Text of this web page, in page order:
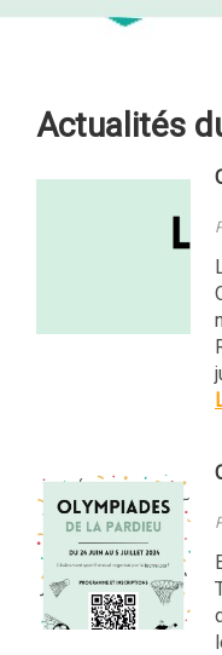
Actualités